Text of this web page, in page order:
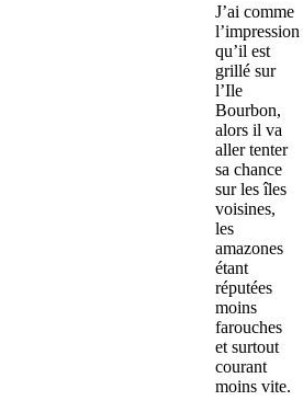
J’ai comme
l’impression
qu’il est
grillé sur
l’Ile
Bourbon,
alors il va
aller tenter
sa chance
sur les îles
voisines,
les
amazones
étant
réputées
moins
farouches
et surtout
courant
moins vite.